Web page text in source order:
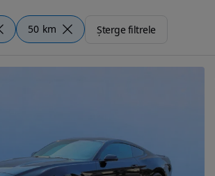
50 km Șterge filtrele